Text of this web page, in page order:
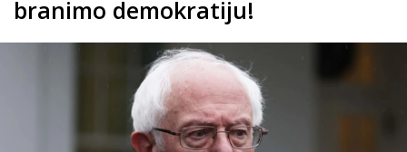
branimo demokratiju!